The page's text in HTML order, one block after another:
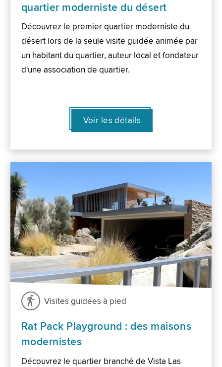
quartier moderniste du désert
Découvrez le premier quartier moderniste du
désert lors de la seule visite guidée animée par
un habitant du quartier, auteur local et fondateur
d'une association de quartier.
Voir les détails
Visites guidées à pied
Rat Pack Playground : des maisons
modernistes
Découvrez le quartier branché de Vista Las